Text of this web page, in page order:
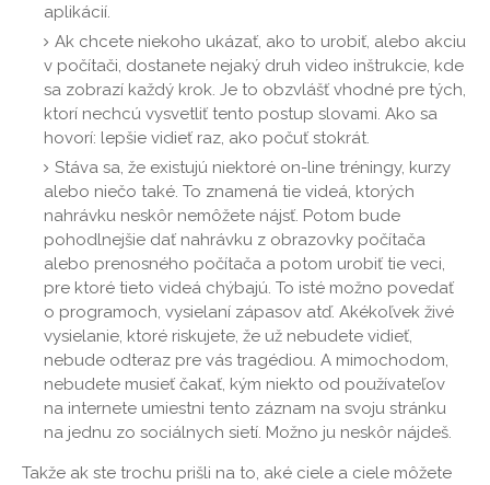
aplikácií.
Ak chcete niekoho ukázať, ako to urobiť, alebo akciu
v počítači, dostanete nejaký druh video inštrukcie, kde
sa zobrazí každý krok. Je to obzvlášť vhodné pre tých,
ktorí nechcú vysvetliť tento postup slovami. Ako sa
hovorí: lepšie vidieť raz, ako počuť stokrát.
Stáva sa, že existujú niektoré on-line tréningy, kurzy
alebo niečo také. To znamená tie videá, ktorých
nahrávku neskôr nemôžete nájsť. Potom bude
pohodlnejšie dať nahrávku z obrazovky počítača
alebo prenosného počítača a potom urobiť tie veci,
pre ktoré tieto videá chýbajú. To isté možno povedať
o programoch, vysielaní zápasov atď. Akékoľvek živé
vysielanie, ktoré riskujete, že už nebudete vidieť,
nebude odteraz pre vás tragédiou. A mimochodom,
nebudete musieť čakať, kým niekto od používateľov
na internete umiestni tento záznam na svoju stránku
na jednu zo sociálnych sietí. Možno ju neskôr nájdeš.
Takže ak ste trochu prišli na to, aké ciele a ciele môžete